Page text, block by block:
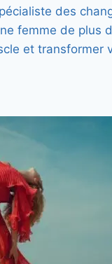
des
femme de plus
et transformer